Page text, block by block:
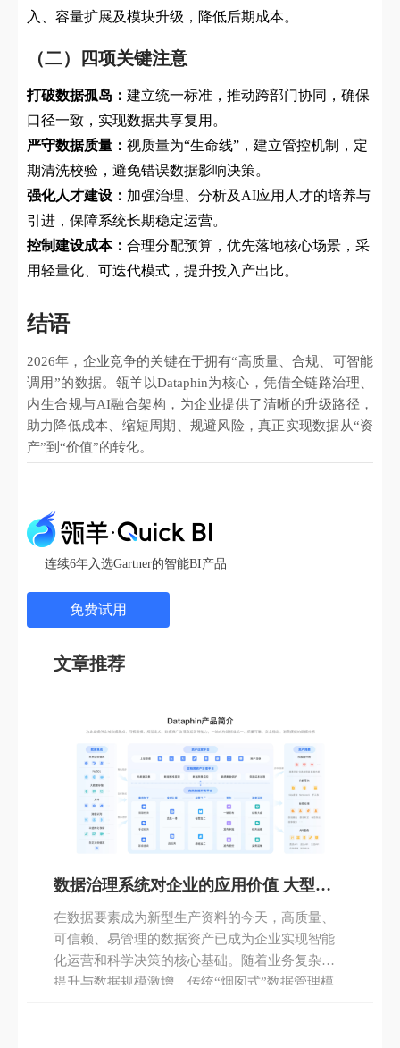
入、容量扩展及模块升级，降低后期成本。
（二）四项关键注意
打破数据孤岛： 建立统一标准，推动跨部门协同，确保
口径一致，实现数据共享复用。
严守数据质量： 视质量为“生命线”，建立管控机制，定
期清洗校验，避免错误数据影响决策。
强化人才建设： 加强治理、分析及AI应用人才的培养与
引进，保障系统长期稳定运营。
控制建设成本： 合理分配预算，优先落地核心场景，采
用轻量化、可迭代模式，提升投入产出比。
结语
2026年，企业竞争的关键在于拥有“高质量、合规、可智能
调用”的数据。瓴羊以Dataphin为核心，凭借全链路治理、
内生合规与AI融合架构，为企业提供了清晰的升级路径，
助力降低成本、缩短周期、规避风险，真正实现数据从“资
产”到“价值”的转化。
连续6年入选Gartner的智能BI产品
免费试用
文章推荐
数据治理系统对企业的应用价值 大型企
业治理与系统建设方法论
在数据要素成为新型生产资料的今天，高质量、
可信赖、易管理的数据资产已成为企业实现智能
化运营和科学决策的核心基础。随着业务复杂度
提升与数据规模激增，传统“烟囱式”数据管理模